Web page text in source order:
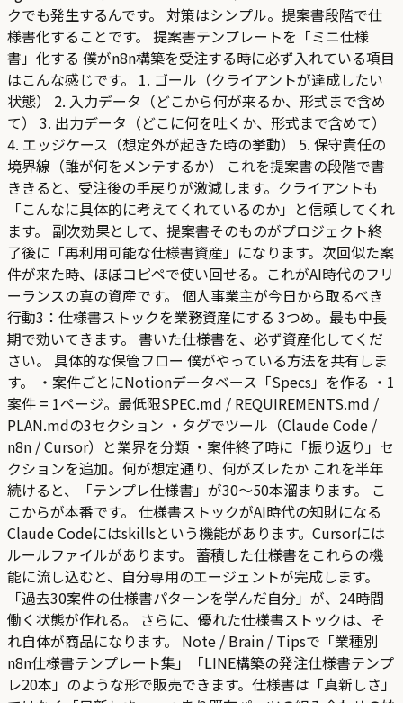
クでも発生するんです。 対策はシンプル。提案書段階で仕
様書化することです。 提案書テンプレートを「ミニ仕様
書」化する 僕がn8n構築を受注する時に必ず入れている項目
はこんな感じです。 1. ゴール（クライアントが達成したい
状態） 2. 入力データ（どこから何が来るか、形式まで含め
て） 3. 出力データ（どこに何を吐くか、形式まで含めて）
4. エッジケース（想定外が起きた時の挙動） 5. 保守責任の
境界線（誰が何をメンテするか） これを提案書の段階で書
ききると、受注後の手戻りが激減します。クライアントも
「こんなに具体的に考えてくれているのか」と信頼してくれ
ます。 副次効果として、提案書そのものがプロジェクト終
了後に「再利用可能な仕様書資産」になります。次回似た案
件が来た時、ほぼコピペで使い回せる。これがAI時代のフリ
ーランスの真の資産です。 個人事業主が今日から取るべき
行動3：仕様書ストックを業務資産にする 3つめ。最も中長
期で効いてきます。 書いた仕様書を、必ず資産化してくだ
さい。 具体的な保管フロー 僕がやっている方法を共有しま
す。 ・案件ごとにNotionデータベース「Specs」を作る ・1
案件 = 1ページ。最低限SPEC.md / REQUIREMENTS.md /
PLAN.mdの3セクション ・タグでツール（Claude Code /
n8n / Cursor）と業界を分類 ・案件終了時に「振り返り」セ
クションを追加。何が想定通り、何がズレたか これを半年
続けると、「テンプレ仕様書」が30〜50本溜まります。 こ
こからが本番です。 仕様書ストックがAI時代の知財になる
Claude Codeにはskillsという機能があります。Cursorには
ルールファイルがあります。 蓄積した仕様書をこれらの機
能に流し込むと、自分専用のエージェントが完成します。
「過去30案件の仕様書パターンを学んだ自分」が、24時間
働く状態が作れる。 さらに、優れた仕様書ストックは、そ
れ自体が商品になります。 Note / Brain / Tipsで「業種別
n8n仕様書テンプレート集」「LINE構築の発注仕様書テンプ
レ20本」のような形で販売できます。仕様書は「真新しさ」